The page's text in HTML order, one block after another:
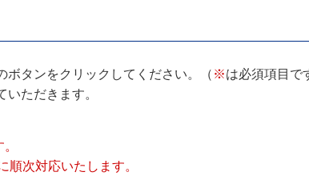
ボタンをクリックしてください。（ ※は必須項目で
ただきます。
順次対応いたします。